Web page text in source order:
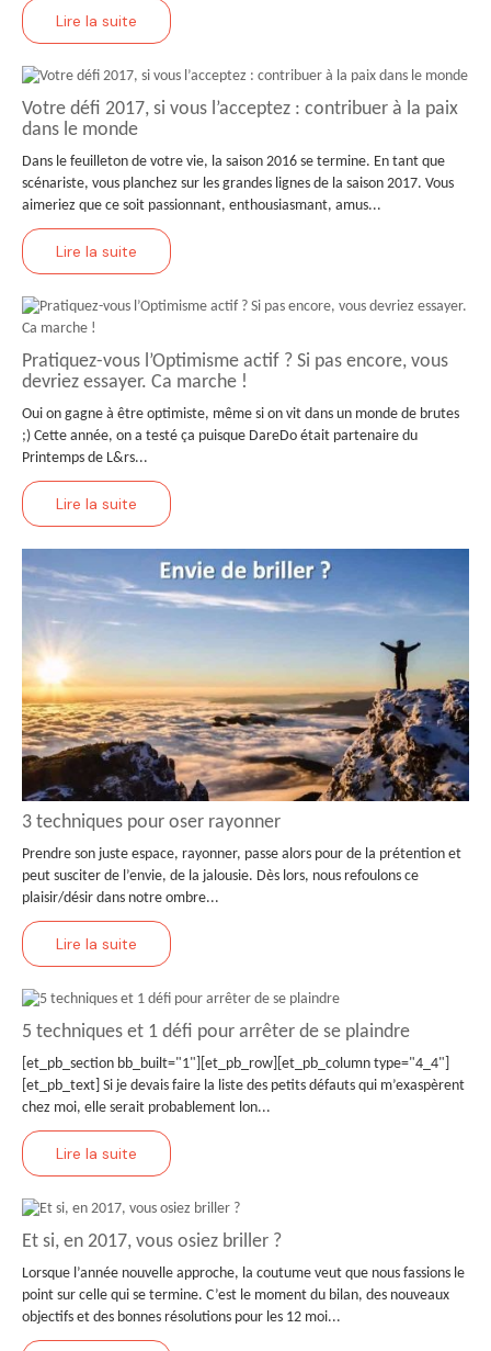
Lire la suite
Votre défi 2017, si vous l’acceptez : contribuer à la paix
dans le monde
Dans le feuilleton de votre vie, la saison 2016 se termine. En tant que
scénariste, vous planchez sur les grandes lignes de la saison 2017. Vous
aimeriez que ce soit passionnant, enthousiasmant, amus...
Lire la suite
Pratiquez-vous l’Optimisme actif ? Si pas encore, vous
devriez essayer. Ca marche !
Oui on gagne à être optimiste, même si on vit dans un monde de brutes
;) Cette année, on a testé ça puisque DareDo était partenaire du
Printemps de L&rs...
Lire la suite
3 techniques pour oser rayonner
Prendre son juste espace, rayonner, passe alors pour de la prétention et
peut susciter de l’envie, de la jalousie. Dès lors, nous refoulons ce
plaisir/désir dans notre ombre...
Lire la suite
5 techniques et 1 défi pour arrêter de se plaindre
[et_pb_section bb_built="1"][et_pb_row][et_pb_column type="4_4"]
[et_pb_text] Si je devais faire la liste des petits défauts qui m’exaspèrent
chez moi, elle serait probablement lon...
Lire la suite
Et si, en 2017, vous osiez briller ?
Lorsque l’année nouvelle approche, la coutume veut que nous fassions le
point sur celle qui se termine. C’est le moment du bilan, des nouveaux
objectifs et des bonnes résolutions pour les 12 moi...